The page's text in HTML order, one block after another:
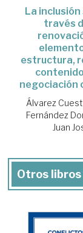
La inclusión
través
estructura,
negociación
Álvarez
Fernández
Juan
Otros libros